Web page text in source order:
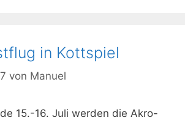
in Kottspiel
von Manuel
15.-16. Juli werden die Akro-